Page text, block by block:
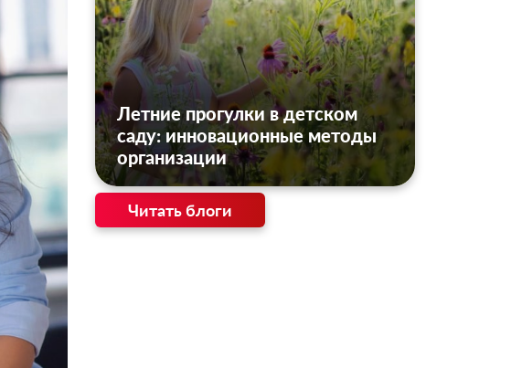
Летние прогулки в детском
саду: инновационные методы
организации
Читать блоги